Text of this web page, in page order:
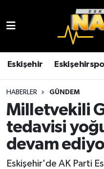
Eskişehir
HABERLER GÜNDEM
Milletvekili
tedavisi
devam
Eskişehir'de AK Parti
Çevre
Eğitim
Eskişehir
Eskişehir Hava
Eskişehir Trafik
TFF 3.Lig 4.Grup
Tüm Manşetler
Son Dakika Haberleri
Haber Arşivi